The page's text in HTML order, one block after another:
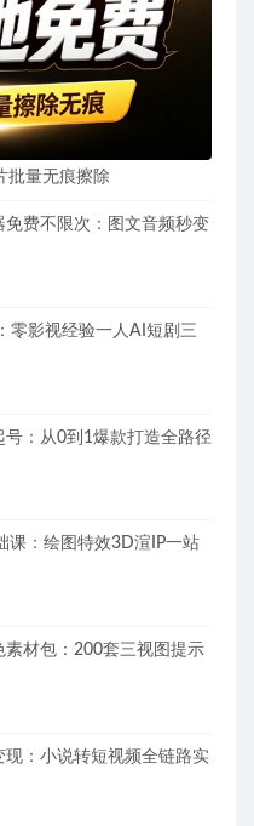
批量无痕擦除
费不限次：图文音频秒变
零影视经验一人AI短剧三
号：从0到1爆款打造全路径
课：绘图特效3D渲IP一站
素材包：200套三视图提示
：小说转短视频全链路实